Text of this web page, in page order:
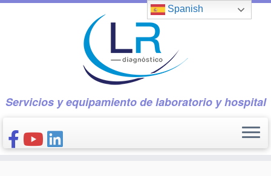
Saltar
Servicios y equipamiento de laboratorio y hospital
Spanish